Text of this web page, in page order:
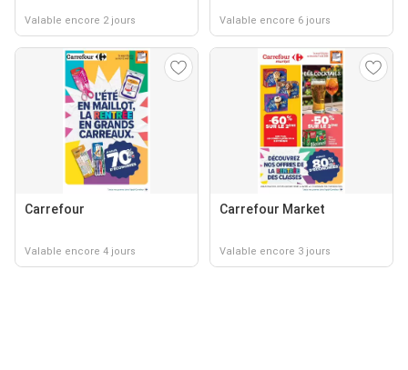
Valable encore 2 jours Valable encore 6 jours
Carrefour
Valable encore 4 jours
Carrefour Market
Valable encore 3 jours